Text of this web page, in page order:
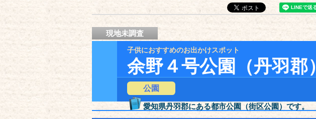
現地未調査
子供におすすめのお出かけスポット
余野４号公園（丹羽郡）
公園
愛知県丹羽郡にある都市公園（街区公園）です。